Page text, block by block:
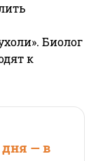
Биолог
к
— в